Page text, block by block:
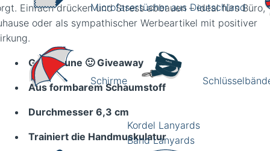
Microfasertücher aus Deutschland
Schirme
Kordel Lanyards
Band Lanyards
Einfach drücken und Stress abbauen – ideal fürs Büro,
oder als sympathischer Werbeartikel mit positiver
Gute Laune 🙂 Giveaway
Aus formbarem Schaumstoff
Durchmesser 6,3 cm
Trainiert die Handmuskulatur